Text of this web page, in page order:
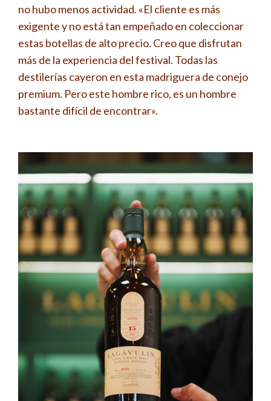
no hubo menos actividad. «El cliente es más
exigente y no está tan empeñado en coleccionar
estas botellas de alto precio. Creo que disfrutan
más de la experiencia del festival. Todas las
destilerías cayeron en esta madriguera de conejo
premium. Pero este hombre rico, es un hombre
bastante difícil de encontrar».